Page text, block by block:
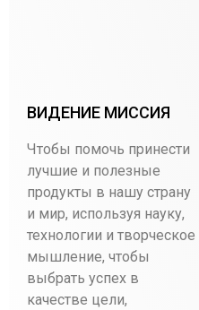
ВИДЕНИЕ МИССИЯ
Чтобы помочь принести
лучшие и полезные
продукты в нашу страну
и мир, используя науку,
технологии и творческое
мышление, чтобы
выбрать успех в
качестве цели,